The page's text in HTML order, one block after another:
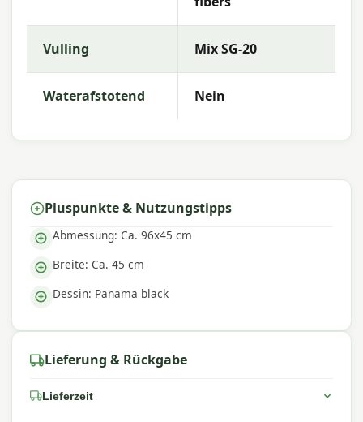
und Komfort. Die Kollektion zeichnet sich durch
trendige Designs, langlebige Materialien und eine
hervorragende Passform aus – perfekt für einen
komfortablen Außenbereich.
Vulling Mix SG-20
Waterafstotend Nein
Pluspunkte & Nutzungstipps
Abmessung: Ca. 96x45 cm
Breite: Ca. 45 cm
Dessin: Panama black
Lieferung & Rückgabe
Lieferzeit